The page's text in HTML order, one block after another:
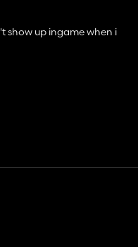
show up ingame when i